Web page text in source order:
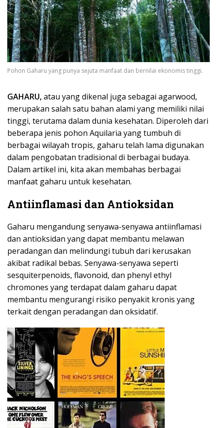
Pohon Gaharu yang punya sejuta manfaat dan bernilai ekonomis tinggi.
GAHARU,atau yang dikenal juga sebagai agarwood,
merupakan salah satu bahan alami yang memiliki nilai
tinggi, terutama dalam dunia kesehatan. Diperoleh dari
beberapa jenis pohon Aquilaria yang tumbuh di
berbagai wilayah tropis, gaharu telah lama digunakan
dalam pengobatan tradisional di berbagai budaya.
Dalam artikel ini, kita akan membahas berbagai
manfaat gaharu untuk kesehatan.
Antiinflamasi dan Antioksidan
Gaharu mengandung senyawa-senyawa antiinflamasi
dan antioksidan yang dapat membantu melawan
peradangan dan melindungi tubuh dari kerusakan
akibat radikal bebas. Senyawa-senyawa seperti
sesquiterpenoids, flavonoid, dan phenyl ethyl
chromones yang terdapat dalam gaharu dapat
membantu mengurangi risiko penyakit kronis yang
terkait dengan peradangan dan oksidatif.